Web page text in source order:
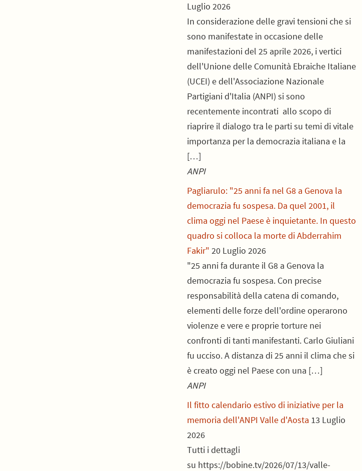
Luglio 2026
In considerazione delle gravi tensioni che si
sono manifestate in occasione delle
manifestazioni del 25 aprile 2026, i vertici
dell'Unione delle Comunità Ebraiche Italiane
(UCEI) e dell'Associazione Nazionale
Partigiani d'Italia (ANPI) si sono
recentemente incontrati allo scopo di
riaprire il dialogo tra le parti su temi di vitale
importanza per la democrazia italiana e la
[…]
ANPI
Pagliarulo: "25 anni fa nel G8 a Genova la
democrazia fu sospesa. Da quel 2001, il
clima oggi nel Paese è inquietante. In questo
quadro si colloca la morte di Abderrahim
Fakir" 20 Luglio 2026
"25 anni fa durante il G8 a Genova la
democrazia fu sospesa. Con precise
responsabilità della catena di comando,
elementi delle forze dell'ordine operarono
violenze e vere e proprie torture nei
confronti di tanti manifestanti. Carlo Giuliani
fu ucciso. A distanza di 25 anni il clima che si
è creato oggi nel Paese con una […]
ANPI
Il fitto calendario estivo di iniziative per la
memoria dell'ANPI Valle d'Aosta 13 Luglio
2026
Tutti i dettagli
su https://bobine.tv/2026/07/13/valle-